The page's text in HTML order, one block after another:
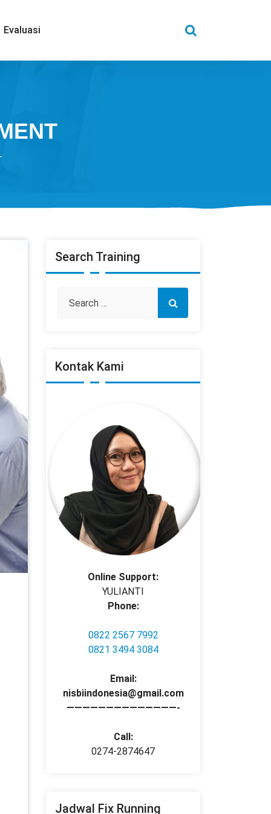
Evaluasi
Search Training
Kontak Kami
Online Support:
YULIANTI
Phone:
0822 2567 7992
0821 3494 3084
Email:
nisbiindonesia@gmail.com
——————————————-
Call:
0274-2874647
Jadwal Fix Running